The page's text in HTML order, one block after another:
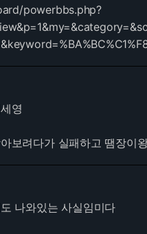
powerbbs.php?
영
보려다가 실패하고 땜장이
나와있는 사실임미다